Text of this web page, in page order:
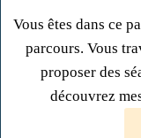
Vous êtes dans ce
parcours. Vous
proposer des
découvrez